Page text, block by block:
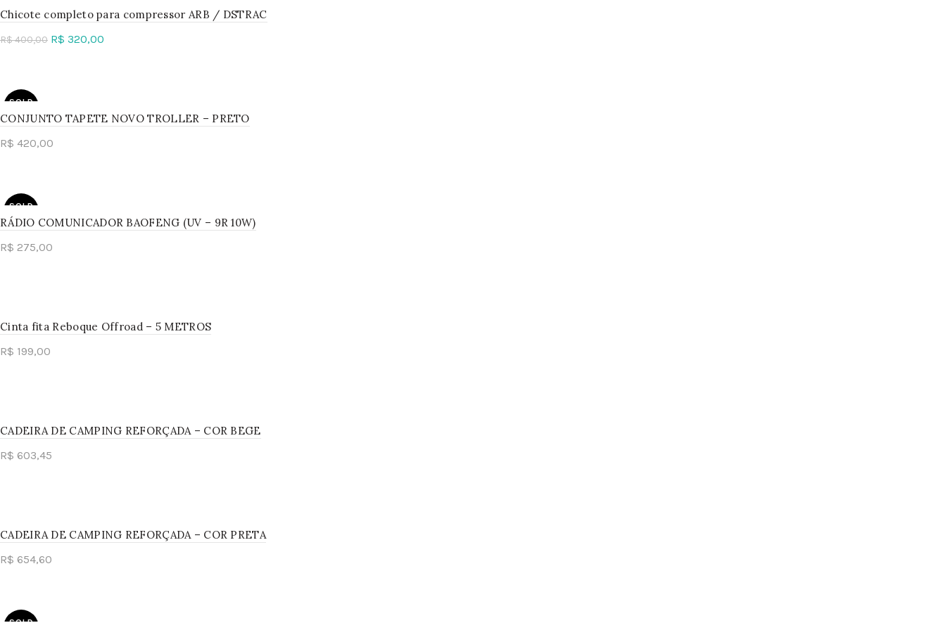
SOLD
Chicote completo para compressor ARB / DSTRAC
R$400,00 R$ 320,00
SOLD
CONJUNTO TAPETE NOVO TROLLER – PRETO
R$ 420,00
SOLD
OUT
RÁDIO COMUNICADOR BAOFENG (UV – 9R 10W)
R$ 275,00
Cinta fita Reboque Offroad – 5 METROS
R$ 199,00
CADEIRA DE CAMPING REFORÇADA – COR BEGE
R$ 603,45
CADEIRA DE CAMPING REFORÇADA – COR PRETA
R$ 654,60
SOLD